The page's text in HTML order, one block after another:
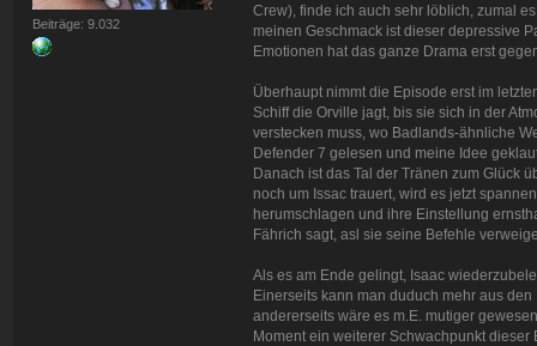
Beiträge: 9.032
Crew), finde ich auch sehr löblich, zumal
meinen Geschmack ist dieser depressive
Emotionen hat das ganze Drama erst
Überhaupt nimmt die Episode erst im
Schiff die Orville jagt, bis sie sich in der
verstecken muss, wo Badlands-ähnliche
Defender 7 gelesen und meine Idee
Danach ist das Tal der Tränen zum Glück
noch um Issac trauert, wird es jetzt
herumschlagen und ihre Einstellung
Fährich sagt, asl sie seine Befehle
Als es am Ende gelingt, Isaac
Einerseits kann man duduch mehr aus
andererseits wäre es m.E. mutiger
Moment ein weiterer Schwachpunkt